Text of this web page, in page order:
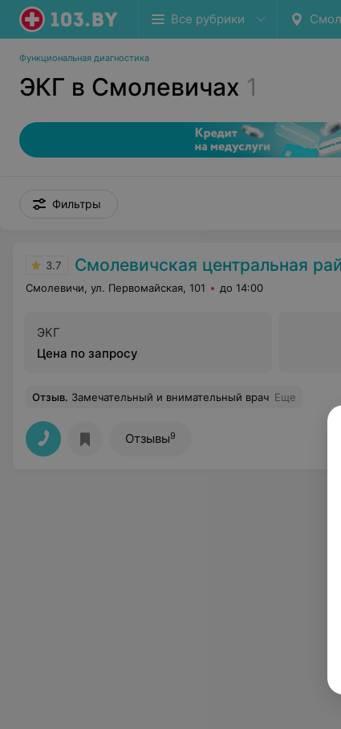
Все рубрики
Функциональная диагностика
ЭКГ в Смолевичах 1
Фильтры
3.7 Смолевичская центральная
Смолевичи, ул. Первомайская, 101 до 14:00
ЭКГ
Цена по запросу
Отзыв. Замечательный и внимательный врач Еще
Отзывы9